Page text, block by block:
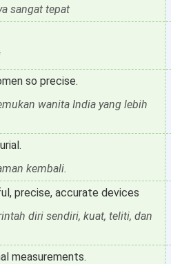
sangat tepat
so precise.
wanita India yang lebih
kembali.
precise, accurate devices
diri sendiri, kuat, teliti, dan
measurements.